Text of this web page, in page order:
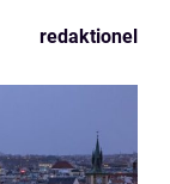
redaktionel